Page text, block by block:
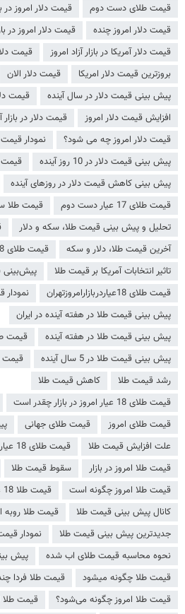
قیمت طلای دست دوم
قیمت دلار امروز در
قیمت دلار امروز چنده
قیمت دلار امروز در
قیمت دلار آمریکا در بازار آزاد امروز
قیمت
بروزترین قیمت دلار امریکا
قیمت دلار الان
پیش بینی قیمت دلار در سال آینده
قیمت
افزایش قیمت دلار امروز
قیمت دلار در بازار
قیمت دلار امروز چه می شود؟
نمودار
پیش بینی قیمت دلار در 10 روز آینده
قیمت طلای
پیش بینی کاهش قیمت دلار در روز‌های آینده
قیمت طلای 17 عیار دست دوم
قیمت طلا
تحلیل و پیش بینی قیمت طلا، سکه و دلار
آخرین قیمت طلا، دلار و سکه
قیمت طلای 18 عیار
تاثیر انتخابات آمریکا بر قیمت طلا
پیش‌بینی
قیمت طلای 18عیاردربازارامروزتهران
نمودار
پیش بینی قیمت طلا در هفته آینده در ایران
پیش بینی قیمت طلا در هفته آینده
قیمت طلای 18
پیش بینی قیمت طلا در 5 سال آینده
قیمت
رشد قیمت طلا
کاهش قیمت طلا
قیمت طلای 18 عیار امروز در بازار چقدر است
قیمت طلای امروز
قیمت طلای جهانی
علت افزایش قیمت طلا
قیمت طلای 18 عیار در بازار امروز تهران
قیمت طلا امروز در بازار
سقوط قیمت طلا
قیمت طلا امروز چگونه است
قیمت طلا 18 عیار
کانال پیش بینی قیمت طلا
قیمت طلا
جدیدترین پیش بینی قیمت طلا
نمودار
نحوه محاسبه قیمت طلای اب شده
پیش
قیمت طلا چگونه میشود
قیمت طلا فردا
قیمت طلا امروز چگونه می‌شود؟
قیمت